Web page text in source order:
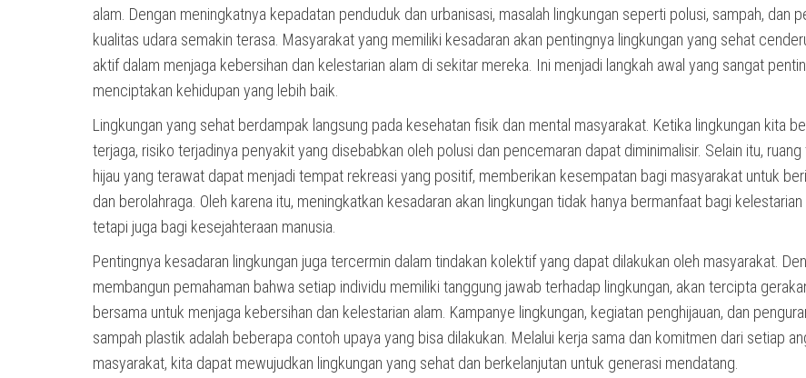
alam. Dengan meningkatnya kepadatan penduduk dan urbanisasi, masalah lingkungan seperti polusi, sampah, dan
kualitas udara semakin terasa. Masyarakat yang memiliki kesadaran akan pentingnya lingkungan yang sehat
aktif dalam menjaga kebersihan dan kelestarian alam di sekitar mereka. Ini menjadi langkah awal yang sangat
menciptakan kehidupan yang lebih baik.
Lingkungan yang sehat berdampak langsung pada kesehatan fisik dan mental masyarakat. Ketika lingkungan kita
terjaga, risiko terjadinya penyakit yang disebabkan oleh polusi dan pencemaran dapat diminimalisir. Selain itu, ruang
hijau yang terawat dapat menjadi tempat rekreasi yang positif, memberikan kesempatan bagi masyarakat untuk
dan berolahraga. Oleh karena itu, meningkatkan kesadaran akan lingkungan tidak hanya bermanfaat bagi kelestarian
tetapi juga bagi kesejahteraan manusia.
Pentingnya kesadaran lingkungan juga tercermin dalam tindakan kolektif yang dapat dilakukan oleh masyarakat.
membangun pemahaman bahwa setiap individu memiliki tanggung jawab terhadap lingkungan, akan tercipta
bersama untuk menjaga kebersihan dan kelestarian alam. Kampanye lingkungan, kegiatan penghijauan, dan
sampah plastik adalah beberapa contoh upaya yang bisa dilakukan. Melalui kerja sama dan komitmen dari setiap
masyarakat, kita dapat mewujudkan lingkungan yang sehat dan berkelanjutan untuk generasi mendatang.